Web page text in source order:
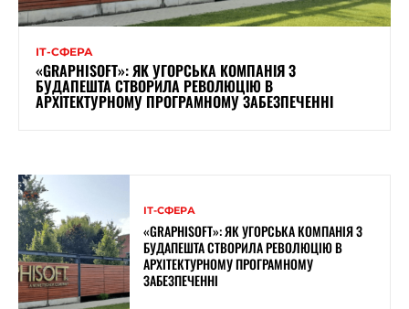
ІТ-СФЕРА
«GRAPHISOFT»: ЯК УГОРСЬКА КОМПАНІЯ З
БУДАПЕШТА СТВОРИЛА РЕВОЛЮЦІЮ В
АРХІТЕКТУРНОМУ ПРОГРАМНОМУ ЗАБЕЗПЕЧЕННІ
ІТ-СФЕРА
«GRAPHISOFT»: ЯК УГОРСЬКА КОМПАНІЯ З
БУДАПЕШТА СТВОРИЛА РЕВОЛЮЦІЮ В
АРХІТЕКТУРНОМУ ПРОГРАМНОМУ
ЗАБЕЗПЕЧЕННІ